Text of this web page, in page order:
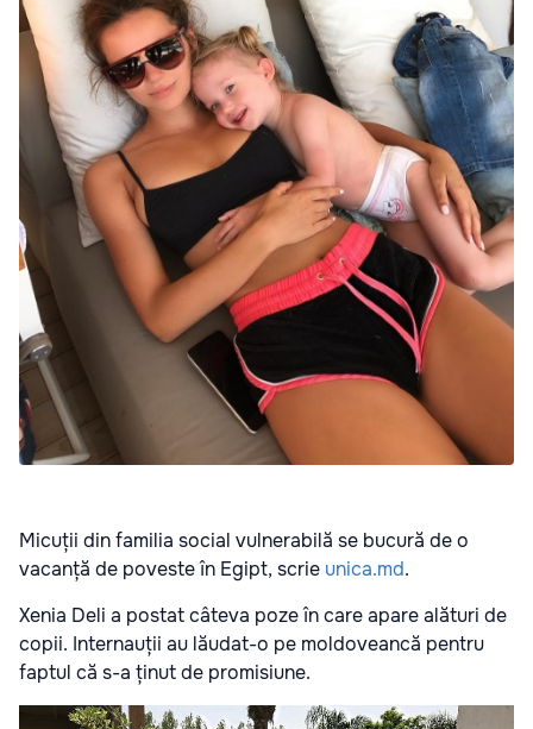
Micuții din familia social vulnerabilă se bucură de o
vacanță de poveste în Egipt, scrie unica.md.
Xenia Deli a postat câteva poze în care apare alături de
copii. Internauții au lăudat-o pe moldoveancă pentru
faptul că s-a ținut de promisiune.